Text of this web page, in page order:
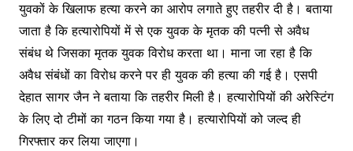
युवकों के खिलाफ हत्या करने का आरोप लगाते हुए तहरीर दी है। बताया
जाता है कि हत्यारोपियों में से एक युवक के मृतक की पत्नी से अवैध
संबंध थे जिसका मृतक युवक विरोध करता था। माना जा रहा है कि
अवैध संबंधों का विरोध करने पर ही युवक की हत्या की गई है। एसपी
देहात सागर जैन ने बताया कि तहरीर मिली है। हत्यारोपियों की अरेस्टिंग
के लिए दो टीमों का गठन किया गया है। हत्यारोपियों को जल्द ही
गिरफ्तार कर लिया जाएगा।